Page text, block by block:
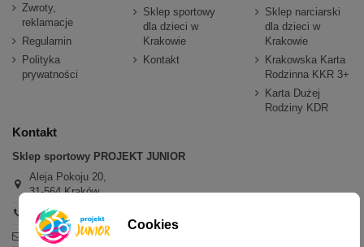
Zwroty,
reklamacje
Regulamin
Polityka
prywatności
Sklep sportowy
dla dzieci w
Krakowie
Kontakt
Sklep narciarski
dla dzieci w
Krakowie
Krakowska Karta
Rodzinna KKR 3+
Karta Dużej
Rodziny KDR
Kontakt
Sklep sportowy PROJEKT JUNIOR
Aleja Pokoju 20,
31-564 Kraków
+48 600 779 897
sklep@projektjunior.pl
Cookies